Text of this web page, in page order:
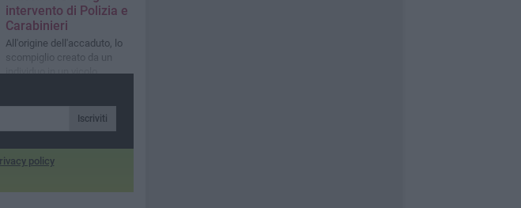
intervento di Polizia e
Carabinieri
All'origine dell'accaduto, lo
scompiglio creato da un
individuo in un vicolo
Iscriviti
policy